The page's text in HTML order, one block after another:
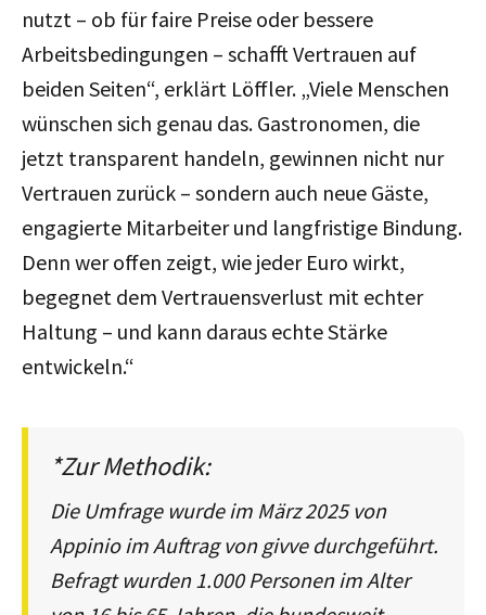
nutzt – ob für faire Preise oder bessere
Arbeitsbedingungen – schafft Vertrauen auf
beiden Seiten“, erklärt Löffler. „Viele Menschen
wünschen sich genau das. Gastronomen, die
jetzt transparent handeln, gewinnen nicht nur
Vertrauen zurück – sondern auch neue Gäste,
engagierte Mitarbeiter und langfristige Bindung.
Denn wer offen zeigt, wie jeder Euro wirkt,
begegnet dem Vertrauensverlust mit echter
Haltung – und kann daraus echte Stärke
entwickeln.“
*Zur Methodik:
Die Umfrage wurde im März 2025 von
Appinio im Auftrag von givve durchgeführt.
Befragt wurden 1.000 Personen im Alter